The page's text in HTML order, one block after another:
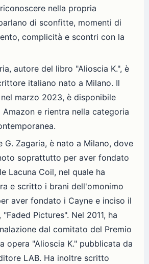
nella propria
di sconfitte, momenti di
complicità e scontri con la
autore del libro "Alioscia K.", è
italiano nato a Milano. Il
marzo 2023, è disponibile
e rientra nella categoria
G. Zagaria, è nato a Milano, dove
soprattutto per aver fondato
Lacuna Coil, nel quale ha
e scritto i brani dell'omonimo
aver fondato i Cayne e inciso il
Pictures". Nel 2011, ha
dal comitato del Premio
opera "Alioscia K." pubblicata da
LAB. Ha inoltre scritto